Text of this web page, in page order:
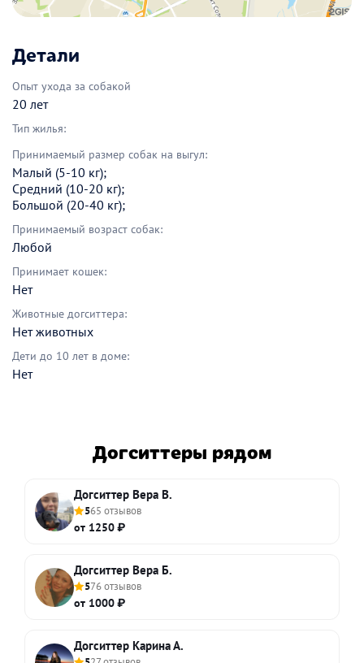
Детали
Опыт ухода за собакой
20 лет
Тип жилья:
Принимаемый размер собак на выгул:
Малый (5-10 кг);
Средний (10-20 кг);
Большой (20-40 кг);
Принимаемый возраст собак:
Любой
Принимает кошек:
Нет
Животные догситтера:
Нет животных
Дети до 10 лет в доме:
Нет
Догситтеры рядом
Догситтер Вера В.
565 отзывов
от 1250 ₽
Догситтер Вера Б.
576 отзывов
от 1000 ₽
Догситтер Карина А.